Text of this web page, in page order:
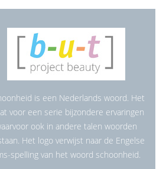
is een Nederlands woord. Het
voor een serie bijzondere ervaringen
ook in andere talen woorden
Het logo verwijst naar de Engelse
spelling van het woord schoonheid.